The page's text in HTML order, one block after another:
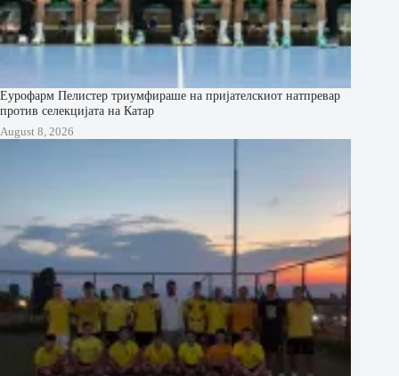
Еурофарм Пелистер триумфираше на пријателскиот натпревар
против селекцијата на Катар
August 8, 2026